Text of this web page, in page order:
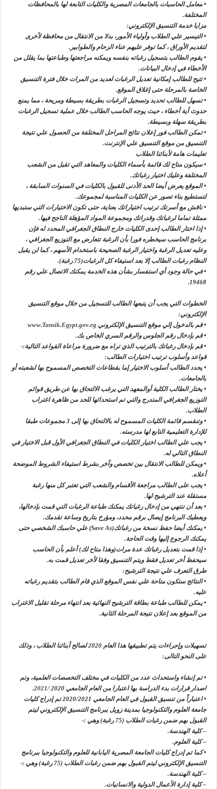
• معامل الحاسبات بالجامعات المصرية والكليات التابعة لها بالمحافظات
المختلفة.
مزايا خدمة التنسيق الإلكتروني:
• التيسير علي الطلاب وأولياء الأمور، بدلا من الانتقال من محافظة لأخرى
لتقديم الأوراق ، كما توفر عليهم عناء الزحام والطوابير.
• يقوم الطالب بتسجيل رغباته بنفسه ويمكنه مراجعتها وطباعتها بما يقلل من
الأخطاء في إدخال البيانات.
• تتيح للطالب إمكانية تعديل الرغبات لعديد من المرات خلال فترة التنسيق
الخاصة بالمرحلة حتى إغلاق الموقع.
• تسهل للطالب تحديد وتسجيل الرغبات بطريقة بسيطة ومريحة ، مما يمنع
حدوث أية أخطاء ، حيث يوجه الحاسب الطالب خلال عملية تسجيل الرغبات
بطريقة سهلة وبسيطة.
• تمكن الطالب فور إعلان نتائج المراحل المختلفة من الحصول علي نتيجة
التنسيق من موقع التنسيق علي الإنترنت.
تعليمات هامة لأبنائنا الطلاب
• سيكون متاح لك قائمة بأسماء الكليات والمعاهد التي تقبل من الشعب
المختلفة وعليك اختيار رغباتك.
• الموقع يعرض أيضا الحد الأدنى للقبول بالكليات في السنوات السابقة ،
لتستطيع بناء تصور عن الكليات المناسبة لمجموعك.
• ناقش مع أسرتك ترتيب اختياراتك بعناية، حتى تكون الاختيارات التي ستبديها
ممثلة تماما لرغباتك وقدراتك ومجموعة المواد المؤهلة الناجح فيها.
• إذا اختار الطالب إحدى الكليات خارج النطاق الجغرافي المحدد له فإن
برنامج الحاسب سيخطره فورا بأن الرغبة تتعارض مع التوزيع الجغرافي ،
وعليه تعديل الرغبة واختيار الرغبة الصحيحة باستخدام الأسهم ، كما لن يقبل
النظام رغبات الطالب إلا بعد استيفاء كل الرغبات(75 رغبة).
• في حالة وجود أي استفسار بشأن هذه الخدمة يمكنك الاتصال علي رقم
19468.
الخطوات التي يجب أن يتبعها الطالب للتسجيل من خلال موقع التنسيق
الإلكتروني:
• قم بالدخول إلي موقع التنسيق الإلكتروني www.Tansik.Egypt.gov.eg
• قم بإدخال رقم الجلوس والرقم السري الخاص بك.
• قم بإدخال رغباتك بالترتيب الذي تراه مع ضرورة مراعاة القواعد التالية:-
قواعد وأسلوب ترتيب اختيارات الطالب:
• يحدد الطالب أسلوب الاختيار إما بقطاعات التخصص المسموح بها لشعبته أو
بالجامعات.
• يختار الطالب الكلية أوالمعهد التي يرغب الالتحاق بها عن طريق قوائم
التوزيع الجغرافي المتدرج والتي تم استحداثها للحد من ظاهرة اغتراب
الطلاب.
• وتنقسم قائمة الكليات المسموح له بالالتحاق بها إلى 3 مجموعات طبقا
للإدارة التعليمية التابع لها مدرسته.
• يجب علي الطالب اختيار الكليات في النطاق الجغرافي الأول قبل الاختيار في
النطاق التالي له.
• ويمكن للطالب الانتقال بين تخصص وآخر بشرط استيفاء الشروط الموضحة
أعلاه.
• يجب على الطالب مراجعة الأقسام والشعب التي تعتبر كل منها رغبة
مستقلة عند الترشيح لها.
• بعد أن تنتهي من إدخال رغباتك يمكنك طباعة الرغبات التي قمت بإدخالها،
ويعطيك البرنامج إيصال برقم محدد، ومؤرخ بتاريخ وساعة تقدمك.
• يمكنك أيضا حفظ نسخة من رغباتك(Save As) علي حاسبك الشخصي حتى
يمكنك الرجوع إليها وقت الحاجة.
• إذا قمت بتعديل رغباتك عدة مرات(وهذا متاح لك) أعلم بأن الحاسب
سيحفظ أخر تعديل فقط ويتم التنسيق وفقا لأخر تعديل قمت به.
طرق التعرف علي نتيجة الترشيح:
• النتائج ستكون متاحة علي نفس الموقع الذي قام الطالب بتقديم رغباته
عليه.
• يمكن للطالب طباعة بطاقة الترشيح النهائية بعد انتهاء مرحلة تقليل الاغتراب
من الموقع بعد إعلان نتيجة المرحلة الثانية.
تسهيلات وإجراءات يتم تطبيقها هذا العام 2020 لصالح أبنائنا الطلاب ، وذلك
على النحو التالى:
• تم إنشاء واستحداث عدد من الكليات في مختلف التخصصات العلمية، وتم
اصدار قرارات بدء الدراسة بها اعتبارا من العام الجامعي 2020
/2021
.
• اعتباراً من تنسيق القبول في العام الجامعي 2020/2021 تم إدراج كليات
جامعة العلوم والتكنولوجيا بمدينة زويل ببرنامج التنسيق الإلكتروني ليتم
القبول بهم ضمن رغبات الطلاب (75 رغبة) وهي :-
– كلية الهندسة.
– كلية العلوم.
• كما تم إدراج كليات الجامعة المصرية اليابانية للعلوم والتكنولوجيا ببرنامج
التنسيق الإلكتروني ليتم القبول بهم ضمن رغبات الطلاب (75 رغبة) وهي :-
– كلية الهندسة.
– كلية إدارة الأعمال الدولية والانسانيات.